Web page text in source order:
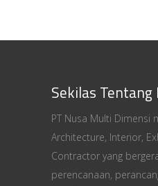
Sekilas Tentang
PT Nusa Multi Dimensi
Architecture, Interior,
Contractor yang
perencanaan,